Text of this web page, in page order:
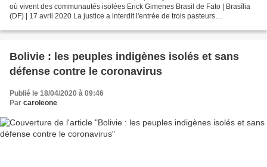
où vivent des communautés isolées Erick Gimenes Brasil de Fato | Brasília
(DF) | 17 avril 2020 La justice a interdit l'entrée de trois pasteurs
Bolivie : les peuples indigènes isolés et sans
défense contre le coronavirus
Publié le 18/04/2020 à 09:46
Par caroleone